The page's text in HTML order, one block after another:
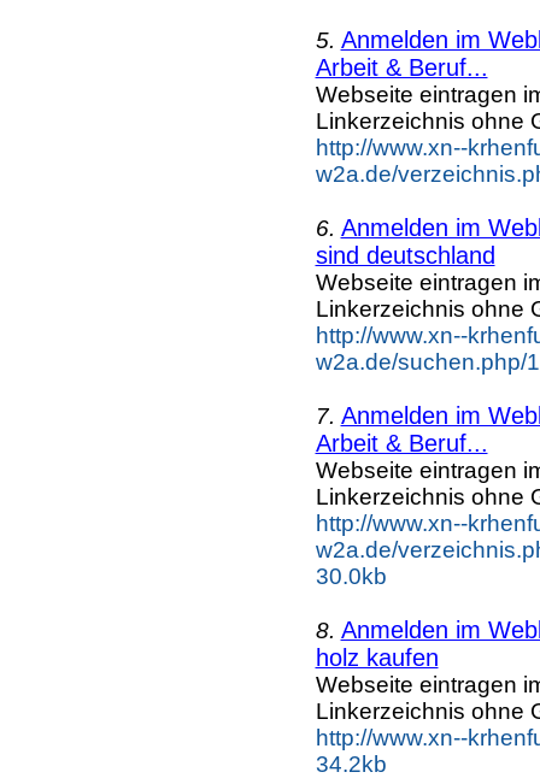
5. Anmelden im
Arbeit & Beruf...
Webseite eintragen
Linkerzeichnis ohne
http://www.xn--
w2a.de/
6. Anmelden im
sind deutschland
Webseite eintragen
Linkerzeichnis ohne
http://www.xn--
w2a.de/suchen.php/
7. Anmelden im
Arbeit & Beruf...
Webseite eintragen
Linkerzeichnis ohne
http://www.xn--
w2a.de/
30.0kb
8. Anmelden im
holz kaufen
Webseite eintragen
Linkerzeichnis ohne
http://www.xn--
34.2kb